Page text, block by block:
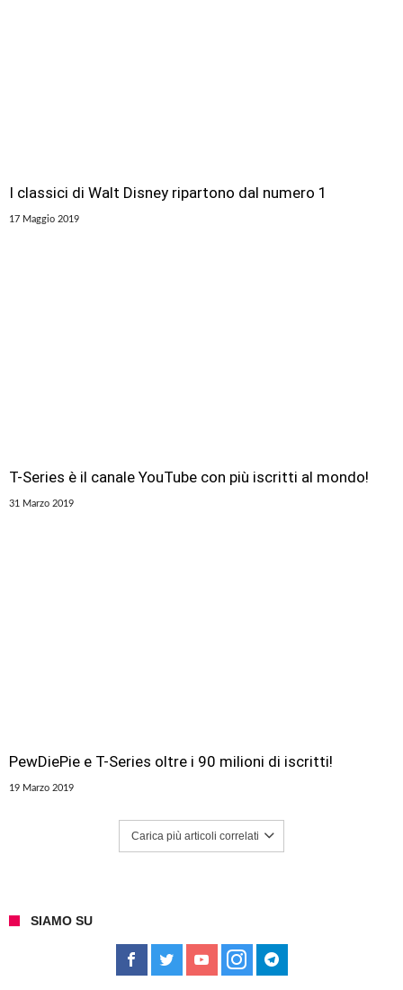
I classici di Walt Disney ripartono dal numero 1
17 Maggio 2019
T-Series è il canale YouTube con più iscritti al mondo!
31 Marzo 2019
PewDiePie e T-Series oltre i 90 milioni di iscritti!
19 Marzo 2019
Carica più articoli correlati
SIAMO SU